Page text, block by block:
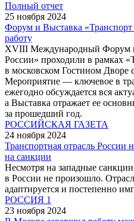
Полный отчет
25 ноября 2024
Форум и Выставка
работу
XVIII Международный Форум
России» проходили в рамках
в московском Гостином Дворе
Мероприятие — ключевое в
ежегодно обсуждается вся
а Выставка отражает ее
за прошедший год.
РОССИЙСКАЯ ГАЗЕТА
24 ноября 2024
Транспортная отрасль России
на санкции
Несмотря на западные
в России не произошло.
адаптируется и постепенно
РОССИЯ 1
23 ноября 2024